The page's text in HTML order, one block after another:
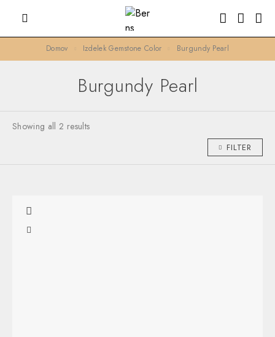
Domov Izdelek Gemstone Color Burgundy Pearl
Burgundy Pearl
Showing all 2 results
FILTER